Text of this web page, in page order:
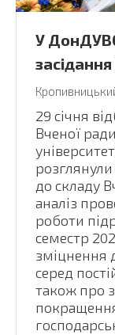
У
29 січня
Вченої
до складу
аналіз
роботи
семестр
зміцнення
серед
також про